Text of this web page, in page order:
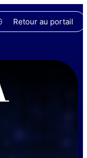
Retour au portail